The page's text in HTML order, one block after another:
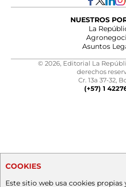
NUESTROS
La
Asuntos
© 2026, Editorial La
derechos
Cr. 13a 37-32,
(+57) 1
COOKIES
Este sitio web usa cookies propias